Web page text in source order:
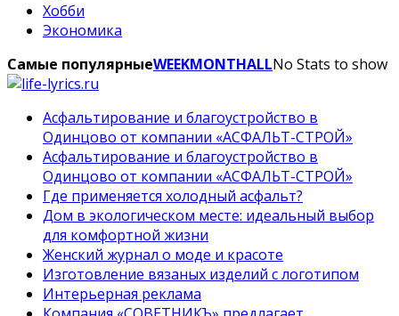
Хобби
Экономика
Самые популярныеWEEKMONTHALLNo Stats to show
Асфальтирование и благоустройство в
Одинцово от компании «АСФАЛЬТ-СТРОЙ»
Асфальтирование и благоустройство в
Одинцово от компании «АСФАЛЬТ-СТРОЙ»
Где применяется холодный асфальт?
Дом в экологическом месте: идеальный выбор
для комфортной жизни
Женский журнал о моде и красоте
Изготовление вязаных изделий с логотипом
Интерьерная реклама